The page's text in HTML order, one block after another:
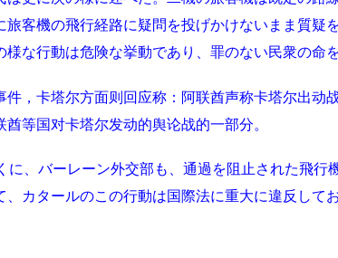
旅客機の飛行経路に疑問を投げかけないまま質疑
様な行動は危険な挙動であり、罪のない民衆の命
件，卡塔尔方面则回应称：阿联酋声称卡塔尔出动
酋等国对卡塔尔发动的舆论战的一部分。
に、バーレーン外交部も、通過を阻止された飛行
、カタールのこの行動は国際法に重大に違反して